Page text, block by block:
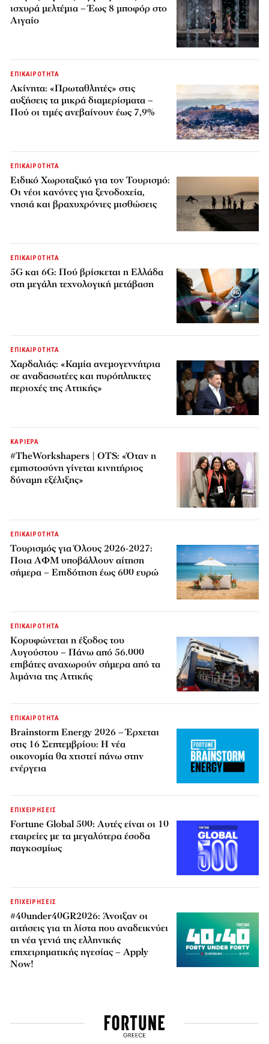
ισχυρά μελτέμια – Έως 8 μποφόρ στο
Αιγαίο
ΕΠΙΚΑΙΡΟΤΗΤΑ
Ακίνητα: «Πρωταθλητές» στις
αυξήσεις τα μικρά διαμερίσματα –
Πού οι τιμές ανεβαίνουν έως 7,9%
ΕΠΙΚΑΙΡΟΤΗΤΑ
Ειδικό Χωροταξικό για τον Τουρισμό:
Οι νέοι κανόνες για ξενοδοχεία,
νησιά και βραχυχρόνιες μισθώσεις
ΕΠΙΚΑΙΡΟΤΗΤΑ
5G και 6G: Πού βρίσκεται η Ελλάδα
στη μεγάλη τεχνολογική μετάβαση
ΕΠΙΚΑΙΡΟΤΗΤΑ
Χαρδαλιάς: «Καμία ανεμογεννήτρια
σε αναδασωτέες και πυρόπληκτες
περιοχές της Αττικής»
ΚΑΡΙΕΡΑ
#TheWorkshapers | OTS: «Όταν η
εμπιστοσύνη γίνεται κινητήριος
δύναμη εξέλιξης»
ΕΠΙΚΑΙΡΟΤΗΤΑ
Τουρισμός για Όλους 2026-2027:
Ποια ΑΦΜ υποβάλλουν αίτηση
σήμερα – Επιδότηση έως 600 ευρώ
ΕΠΙΚΑΙΡΟΤΗΤΑ
Κορυφώνεται η έξοδος του
Αυγούστου – Πάνω από 56.000
επιβάτες αναχωρούν σήμερα από τα
λιμάνια της Αττικής
ΕΠΙΚΑΙΡΟΤΗΤΑ
Brainstorm Energy 2026 – Έρχεται
στις 16 Σεπτεμβρίου: Η νέα
οικονομία θα χτιστεί πάνω στην
ενέργεια
ΕΠΙΧΕΙΡΗΣΕΙΣ
Fortune Global 500: Αυτές είναι οι 10
εταιρείες με τα μεγαλύτερα έσοδα
παγκοσμίως
ΕΠΙΧΕΙΡΗΣΕΙΣ
#40under40GR2026: Άνοιξαν οι
αιτήσεις για τη λίστα που αναδεικνύει
τη νέα γενιά της ελληνικής
επιχειρηματικής ηγεσίας – Apply
Now!